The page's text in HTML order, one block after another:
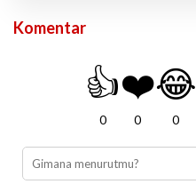
Komentar
👍
0
❤️
0
😂
0